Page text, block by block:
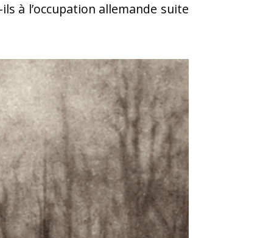
à l’occupation allemande suite